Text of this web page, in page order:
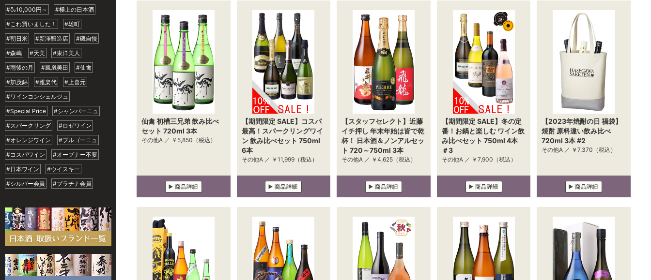
#🍶10,000円～
#極上の日本酒
#これ買いました！
#雄町
#朝日米
#新澤醸造店
#磯自慢
#森嶋
#天美
#東洋美人
#雨後の月
#鳳凰美田
#仙禽
#加茂錦
#雅楽代
#上喜元
#ワインコンシェルジュ
#Special Price
#シャンパーニュ
#スパークリング
#ロゼワイン
#オレンジワイン
#ブルゴーニュ
#コスパワイン
#オープナー不要
#日本ワイン
#ウイスキー
#シルバー会員
#プラチナ会員
仙禽 初槽三兄弟 飲み比べ
セット 720ml 3本
その他A ／ ￥5,850 （税込）
【期間限定 SALE】コスパ
最高！スパークリングワイ
ン 飲み比べセット 750ml
6本
その他A ／ ￥11,999（税込）
【スタッフセレクト】近藤
イチ押し 年末年始は皆で乾
杯！ 日本酒＆ノンアルセッ
ト 720～750ml 3本
その他A ／ ￥4,625 （税込）
【期間限定 SALE】冬の定
番！お鍋と楽しむ ワイン飲
み比べセット 750ml 4本
＃3
その他A ／ ￥7,900 （税込）
【2023年焼酎の日 福袋】
焼酎 原料違い飲み比べ
720ml 3本 #2
その他A ／ ￥7,370 （税込）